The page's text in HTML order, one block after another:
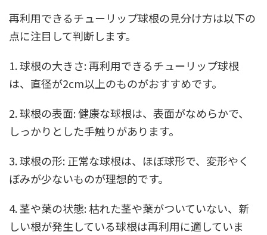
再利用できるチューリップ球根の見分け方は以下の
点に注目して判断します。
1. 球根の大きさ: 再利用できるチューリップ球根
は、直径が2cm以上のものがおすすめです。
2. 球根の表面: 健康な球根は、表面がなめらかで、
しっかりとした手触りがあります。
3. 球根の形: 正常な球根は、ほぼ球形で、変形やく
ぼみが少ないものが理想的です。
4. 茎や葉の状態: 枯れた茎や葉がついていない、新
しい根が発生している球根は再利用に適していま